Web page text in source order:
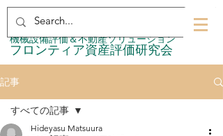
​フロンティア資産評価研究会
​機械設備評価＆不動産ソリューション
記事
すべての記事
Hideyasu Matsuura